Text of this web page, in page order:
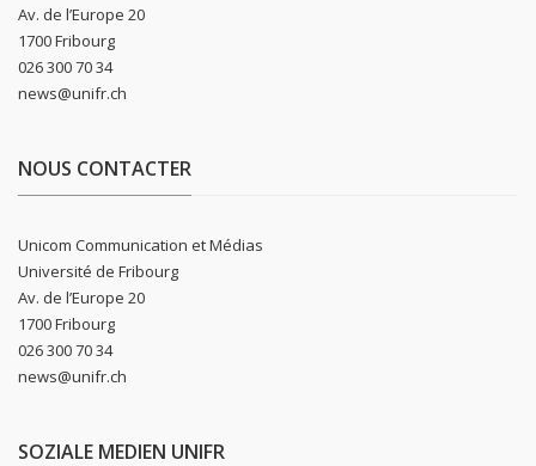
Av. de l’Europe 20
1700 Fribourg
026 300 70 34
news@unifr.ch
NOUS CONTACTER
Unicom Communication et Médias
Université de Fribourg
Av. de l’Europe 20
1700 Fribourg
026 300 70 34
news@unifr.ch
SOZIALE MEDIEN UNIFR